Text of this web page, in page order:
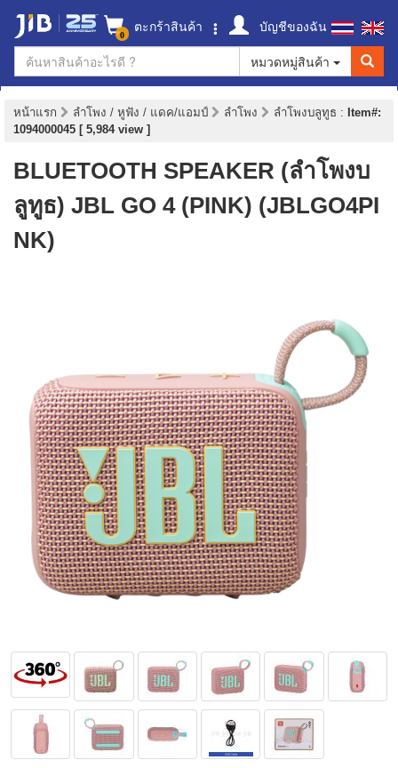
0 ตะกร้าสินค้า
บัญชีของฉัน
หมวดหมู่สินค้า
หน้าแรก ลำโพง / หูฟัง / แดค/แอมป์ ลำโพง ลำโพงบลูทูธ : Item#:
1094000045 [ 5,984 view ]
BLUETOOTH SPEAKER (ลำโพงบ
ลูทูธ) JBL GO 4 (PINK) (JBLGO4PI
NK)